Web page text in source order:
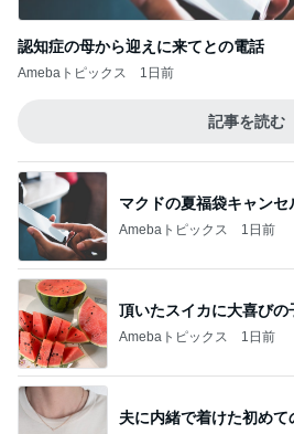
認知症の母から迎えに来てとの電話
Amebaトピックス 1日前
記事を読む
マクドの夏福袋キャンセ
Amebaトピックス 1日前
頂いたスイカに大喜びの
Amebaトピックス 1日前
夫に内緒で着けた初めて